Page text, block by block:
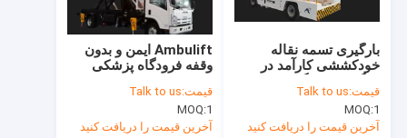
پله های مسافری خودکششی
آمبولیفت فرودگاهی
Ambulift ایمن و بدون
وقفه فرودگاه پزشکی
قیمت:Talk to us
MOQ:1
آخرین قیمت را دریافت کنید
بارگیری تسمه نقاله
خودکششی کارآمد در
خاموش
قیمت:Talk to us
MOQ:1
آخرین قیمت را دریافت کنید